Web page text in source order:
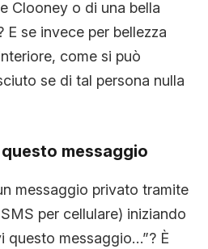
Clooney o di una bella
E se invece per bellezza
come si può
se di tal persona nulla
messaggio
messaggio privato tramite
per cellulare) iniziando
questo messaggio…”? È